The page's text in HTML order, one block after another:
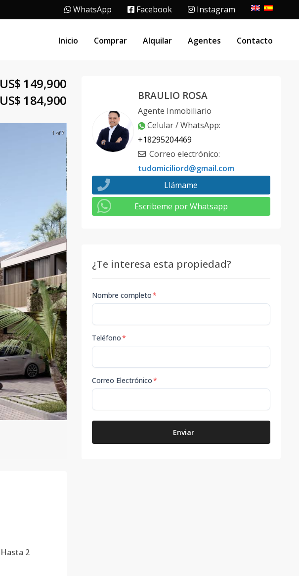
WhatsApp Facebook Instagram
Inicio Comprar Alquilar Agentes Contacto
US$ 149,900
US$ 184,900
1 of 7
Hasta 2
BRAULIO ROSA
Agente Inmobiliario
Celular / WhatsApp:
+18295204469
Correo electrónico:
tudomiciliord@gmail.com
Llámame
Escribeme por Whatsapp
¿Te interesa esta propiedad?
Nombre completo*
Teléfono*
Correo Electrónico*
Enviar